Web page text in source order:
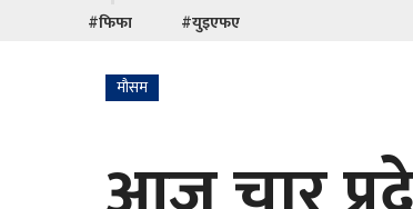
#फिफा
#युइएफए
माैसम